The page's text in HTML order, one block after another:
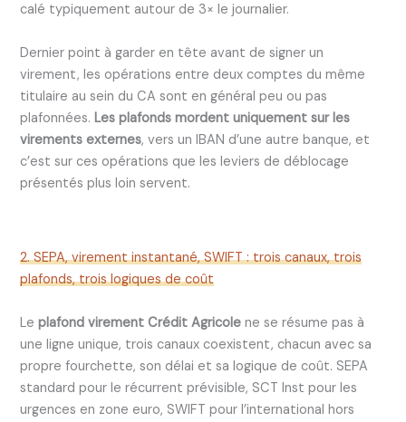
calé typiquement autour de 3× le journalier.
Dernier point à garder en tête avant de signer un
virement, les opérations entre deux comptes du même
titulaire au sein du CA sont en général peu ou pas
plafonnées.Les plafonds mordent uniquement sur les
virements externes, vers un IBAN d’une autre banque, et
c’est sur ces opérations que les leviers de déblocage
présentés plus loin servent.
2. SEPA, virement instantané, SWIFT : trois canaux, trois
plafonds, trois logiques de coût
Leplafond virement Crédit Agricole ne se résume pas à
une ligne unique, trois canaux coexistent, chacun avec sa
propre fourchette, son délai et sa logique de coût. SEPA
standard pour le récurrent prévisible, SCT Inst pour les
urgences en zone euro, SWIFT pour l’international hors